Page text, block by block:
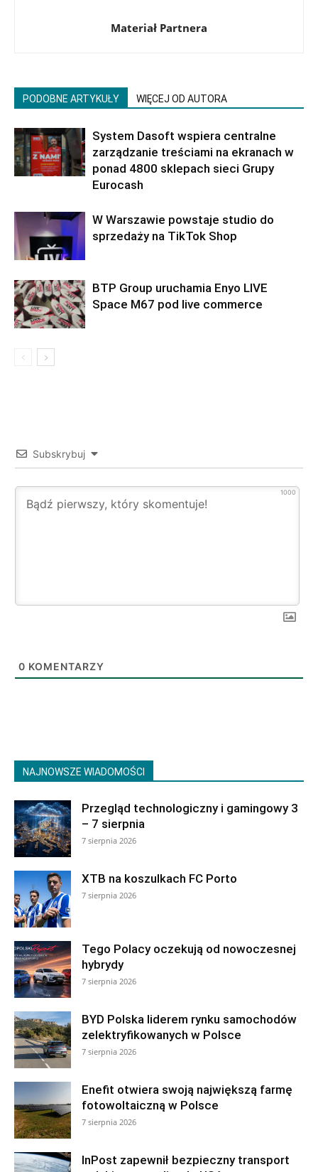
Materiał Partnera
PODOBNE ARTYKUŁY WIĘCEJ OD AUTORA
System Dasoft wspiera centralne
zarządzanie treściami na ekranach w
ponad 4800 sklepach sieci Grupy
Eurocash
W Warszawie powstaje studio do
sprzedaży na TikTok Shop
BTP Group uruchamia Enyo LIVE
Space M67 pod live commerce
Subskrybuj
1000
0 KOMENTARZY
NAJNOWSZE WIADOMOŚCI
Przegląd technologiczny i gamingowy 3
– 7 sierpnia
7 sierpnia 2026
XTB na koszulkach FC Porto
7 sierpnia 2026
Tego Polacy oczekują od nowoczesnej
hybrydy
7 sierpnia 2026
BYD Polska liderem rynku samochodów
zelektryfikowanych w Polsce
7 sierpnia 2026
Enefit otwiera swoją największą farmę
fotowoltaiczną w Polsce
7 sierpnia 2026
InPost zapewnił bezpieczny transport